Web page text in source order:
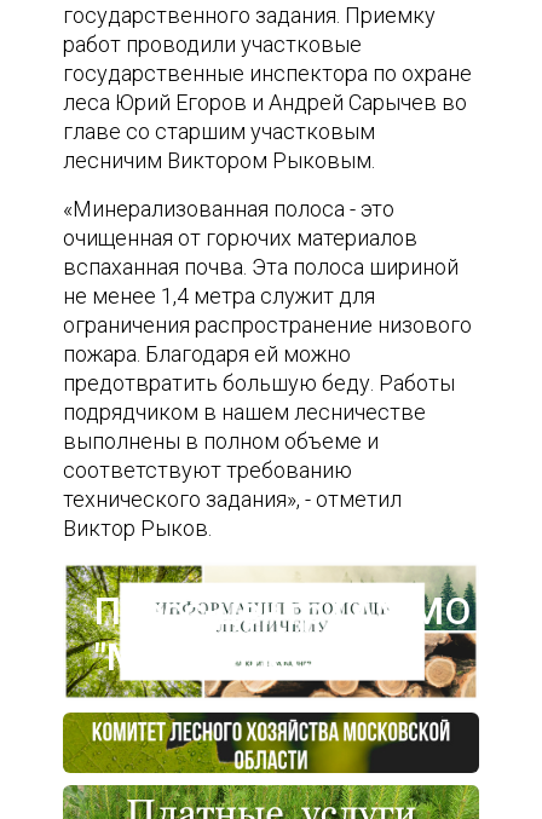
государственного задания. Приемку
работ проводили участковые
государственные инспектора по охране
леса Юрий Егоров и Андрей Сарычев во
главе со старшим участковым
лесничим Виктором Рыковым.
«Минерализованная полоса - это
очищенная от горючих материалов
вспаханная почва. Эта полоса шириной
не менее 1,4 метра служит для
ограничения распространение низового
пожара. Благодаря ей можно
предотвратить большую беду. Работы
подрядчиком в нашем лесничестве
выполнены в полном объеме и
соответствуют требованию
технического задания», - отметил
Виктор Рыков.
Пресс-центр ГАУ МО
"Мособллес"